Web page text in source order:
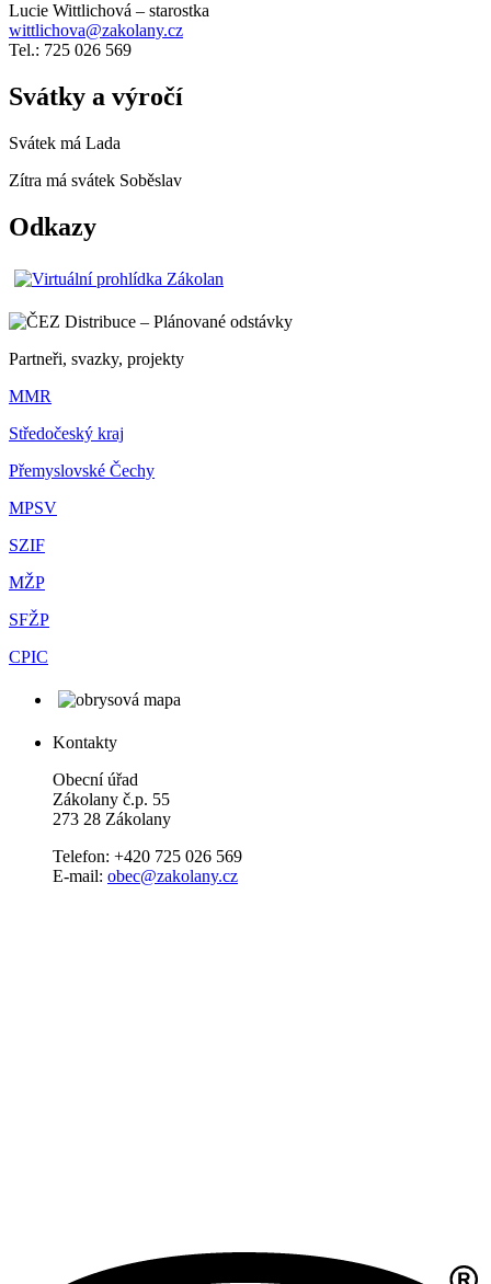
Lucie Wittlichová – starostka
wittlichova@zakolany.cz
Tel.: 725 026 569
Svátky a výročí
Svátek má Lada
Zítra má svátek Soběslav
Odkazy
Partneři, svazky, projekty
MMR
Středočeský kraj
Přemyslovské Čechy
MPSV
SZIF
MŽP
SFŽP
CPIC
Kontakty
Obecní úřad
Zákolany č.p. 55
273 28 Zákolany
Telefon: +420 725 026 569
E-mail: obec@zakolany.cz